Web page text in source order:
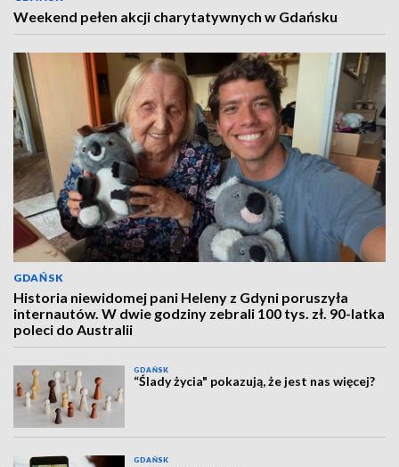
Weekend pełen akcji charytatywnych w Gdańsku
GDAŃSK
Historia niewidomej pani Heleny z Gdyni poruszyła
internautów. W dwie godziny zebrali 100 tys. zł. 90-latka
poleci do Australii
GDAŃSK
“Ślady życia" pokazują, że jest nas więcej?
GDAŃSK